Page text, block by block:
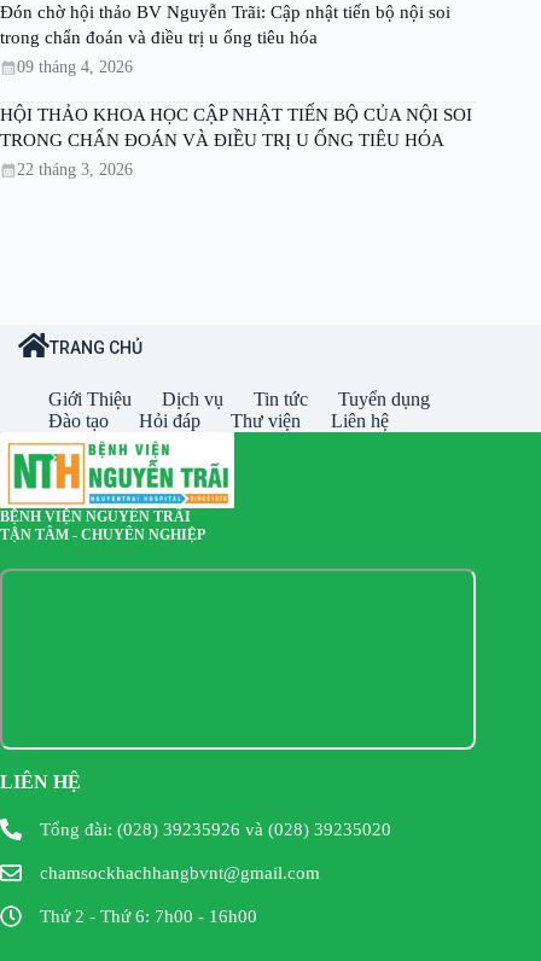
Đón chờ hội thảo BV Nguyễn Trãi: Cập nhật tiến bộ nội soi
trong chẩn đoán và điều trị u ống tiêu hóa
09 tháng 4, 2026
HỘI THẢO KHOA HỌC CẬP NHẬT TIẾN BỘ CỦA NỘI SOI
TRONG CHẨN ĐOÁN VÀ ĐIỀU TRỊ U ỐNG TIÊU HÓA
22 tháng 3, 2026
TRANG CHỦ
Giới Thiệu Dịch vụ Tin tức
Tuyển dụng
Đào tạo
Hỏi đáp Thư viện Liên hệ
BỆNH VIỆN NGUYỄN TRÃI
TẬN TÂM - CHUYÊN NGHIỆP
LIÊN HỆ
Tổng đài: (028) 39235926 và (028) 39235020
chamsockhachhangbvnt@gmail.com
Thứ 2 - Thứ 6: 7h00 - 16h00